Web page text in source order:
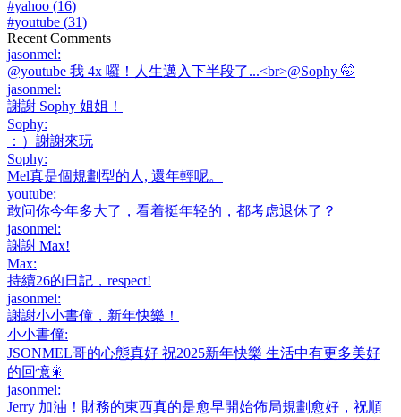
#yahoo (16)
#youtube (31)
Recent Comments
jasonmel:
@youtube 我 4x 囉！人生邁入下半段了...<br>@Sophy 🤭
jasonmel:
謝謝 Sophy 姐姐！
Sophy:
：）謝謝來玩
Sophy:
Mel真是個規劃型的人, 還年輕呢。
youtube:
敢问你今年多大了，看着挺年轻的，都考虑退休了？
jasonmel:
謝謝 Max!
Max:
持續26的日記，respect!
jasonmel:
謝謝小小書僮，新年快樂！
小小書僮:
JSONMEL哥的心態真好 祝2025新年快樂 生活中有更多美好
的回憶🎇
jasonmel:
Jerry 加油！財務的東西真的是愈早開始佈局規劃愈好，祝順